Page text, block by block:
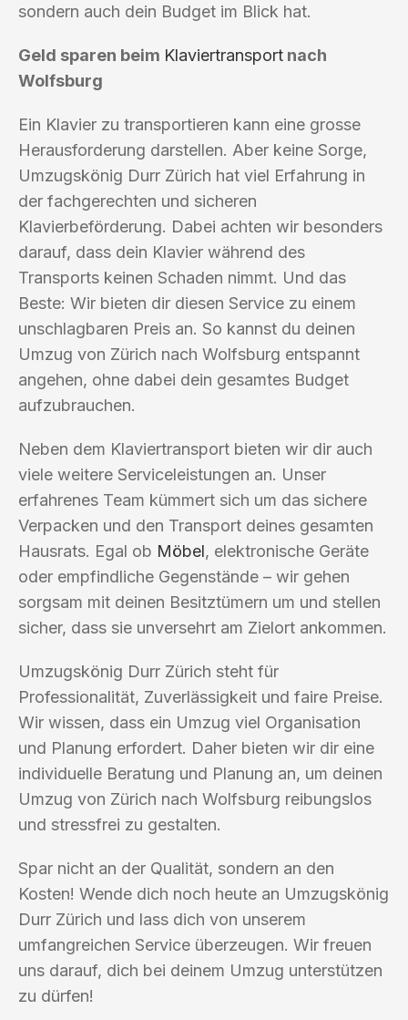
sondern auch dein Budget im Blick hat.
Geld sparen beim Klaviertransport nach
Wolfsburg
Ein Klavier zu transportieren kann eine grosse
Herausforderung darstellen. Aber keine Sorge,
Umzugskönig Durr Zürich hat viel Erfahrung in
der fachgerechten und sicheren
Klavierbeförderung. Dabei achten wir besonders
darauf, dass dein Klavier während des
Transports keinen Schaden nimmt. Und das
Beste: Wir bieten dir diesen Service zu einem
unschlagbaren Preis an. So kannst du deinen
Umzug von Zürich nach Wolfsburg entspannt
angehen, ohne dabei dein gesamtes Budget
aufzubrauchen.
Neben dem Klaviertransport bieten wir dir auch
viele weitere Serviceleistungen an. Unser
erfahrenes Team kümmert sich um das sichere
Verpacken und den Transport deines gesamten
Hausrats. Egal ob Möbel, elektronische Geräte
oder empfindliche Gegenstände – wir gehen
sorgsam mit deinen Besitztümern um und stellen
sicher, dass sie unversehrt am Zielort ankommen.
Umzugskönig Durr Zürich steht für
Professionalität, Zuverlässigkeit und faire Preise.
Wir wissen, dass ein Umzug viel Organisation
und Planung erfordert. Daher bieten wir dir eine
individuelle Beratung und Planung an, um deinen
Umzug von Zürich nach Wolfsburg reibungslos
und stressfrei zu gestalten.
Spar nicht an der Qualität, sondern an den
Kosten! Wende dich noch heute an Umzugskönig
Durr Zürich und lass dich von unserem
umfangreichen Service überzeugen. Wir freuen
uns darauf, dich bei deinem Umzug unterstützen
zu dürfen!